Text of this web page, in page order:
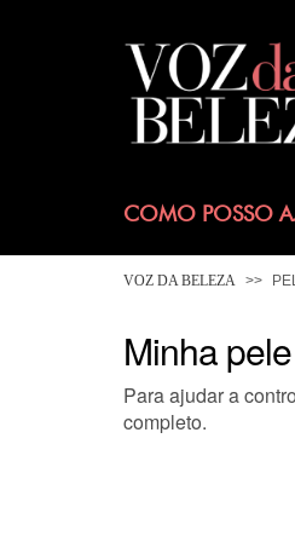
COMO POSSO
VOZ DA BELEZA
Minha
Para ajudar a
completo.